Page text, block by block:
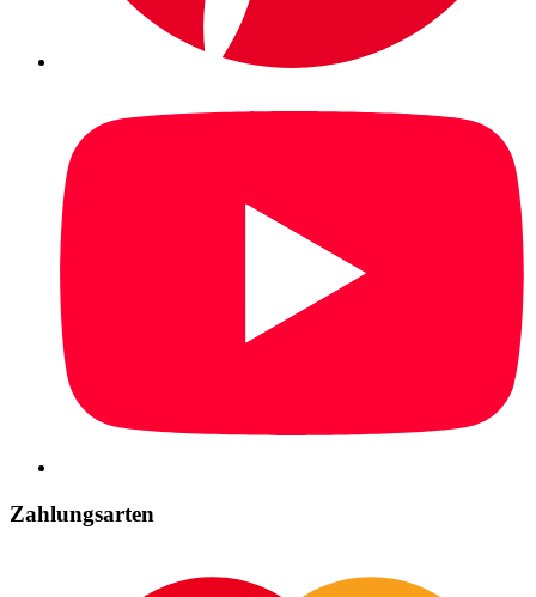
Zahlungsarten